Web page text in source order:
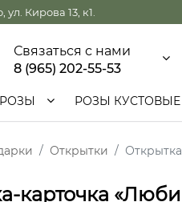
ул. Кирова 13, к1.
Связаться с нами
8 (965) 202-55-53
РОЗЫ РОЗЫ КУСТОВЫЕ
Открытки
карточка